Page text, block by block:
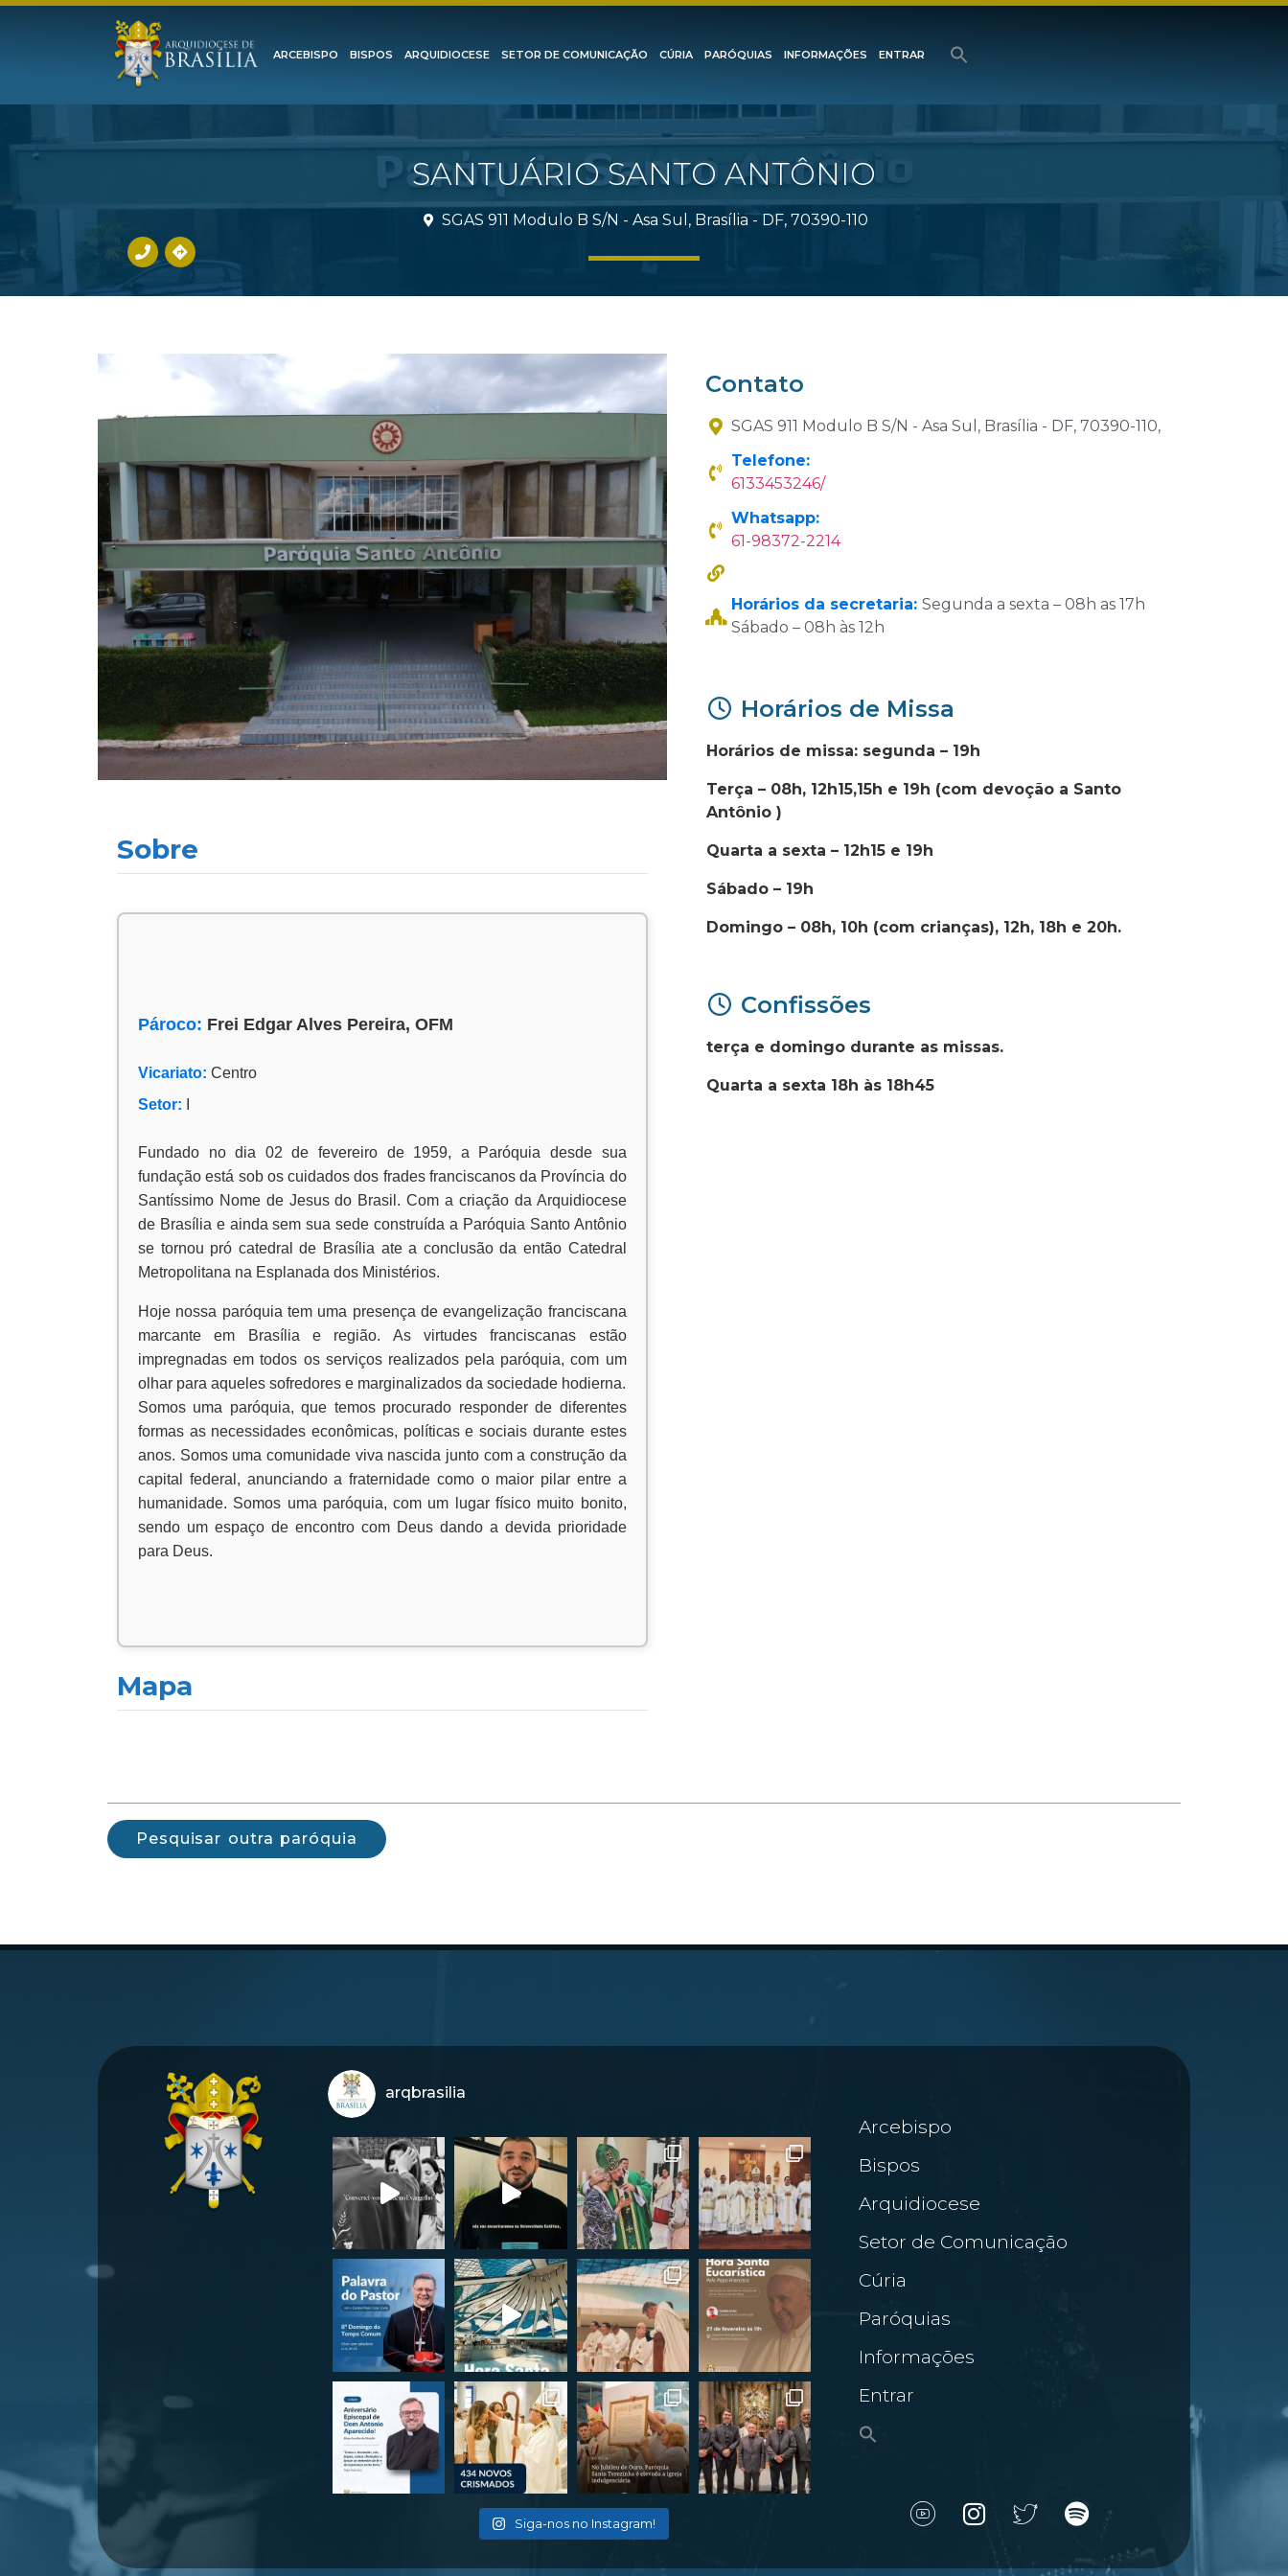
ARCEBISPO BISPOS ARQUIDIOCESE SETOR DE COMUNICAÇÃO CÚRIA PARÓQUIAS INFORMAÇÕES ENTRAR
SANTUÁRIO SANTO ANTÔNIO
SGAS 911 Modulo B S/N - Asa Sul, Brasília - DF, 70390-110
Sobre
Pároco: Frei Edgar Alves Pereira, OFM
Vicariato: Centro
Setor:
Fundado no dia 02 de fevereiro de 1959, a Paróquia desde sua
fundação está sob os cuidados dos frades franciscanos da Província do
Santíssimo Nome de Jesus do Brasil. Com a criação da Arquidiocese
de Brasília e ainda sem sua sede construída a Paróquia Santo Antônio
se tornou pró catedral de Brasília ate a conclusão da então Catedral
Metropolitana na Esplanada dos Ministérios.
Hoje nossa paróquia tem uma presença de evangelização franciscana
marcante em Brasília e região. As virtudes franciscanas estão
impregnadas em todos os serviços realizados pela paróquia, com um
olhar para aqueles sofredores e marginalizados da sociedade hodierna.
Somos uma paróquia, que temos procurado responder de diferentes
formas as necessidades econômicas, políticas e sociais durante estes
anos. Somos uma comunidade viva nascida junto com a construção da
capital federal, anunciando a fraternidade como o maior pilar entre a
humanidade. Somos uma paróquia, com um lugar físico muito bonito,
sendo um espaço de encontro com Deus dando a devida prioridade
para Deus.
Mapa
Contato
SGAS 911 Modulo B S/N - Asa Sul, Brasília - DF, 70390-110,
Telefone:
6133453246/
Whatsapp:
61-98372-2214
Horários da secretaria:Segunda a sexta – 08h as 17h
Sábado – 08h às 12h
Horários de Missa
Horários de missa: segunda – 19h
Terça – 08h, 12h15,15h e 19h (com devoção a Santo
Antônio )
Quarta a sexta – 12h15 e 19h
Sábado – 19h
Domingo – 08h, 10h (com crianças), 12h, 18h e 20h.
Confissões
terça e domingo durante as missas.
Quarta a sexta 18h às 18h45
Pesquisar outra paróquia
arqbrasilia
Siga-nos no Instagram!
Arcebispo
Bispos
Arquidiocese
Setor de Comunicação
Cúria
Paróquias
Informações
Entrar